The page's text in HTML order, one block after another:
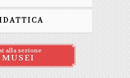
alla sezione
MUSEI